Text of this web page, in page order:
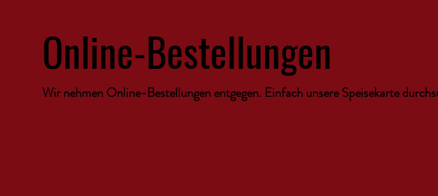
Online-Bestellungen
Wir nehmen Online-Bestellungen entgegen. Einfach unsere Speisekarte